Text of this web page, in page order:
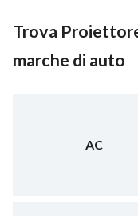
Trova
marche di auto
AC